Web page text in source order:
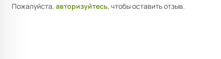
Пожалуйста, авторизуйтесь, чтобы оставить отзыв.